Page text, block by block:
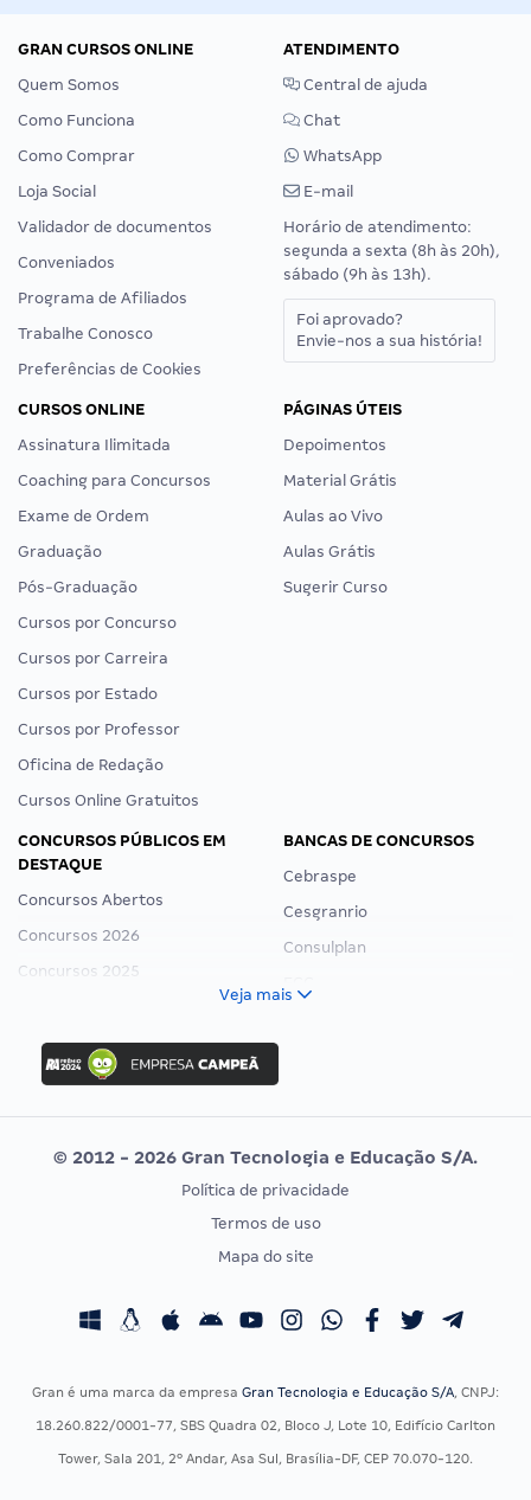
GRAN CURSOS ONLINE
Quem Somos
Como Funciona
Como Comprar
Loja Social
Validador de documentos
Conveniados
Programa de Afiliados
Trabalhe Conosco
Preferências de Cookies
ATENDIMENTO
Central de ajuda
Chat
WhatsApp
E-mail
Horário de atendimento:
segunda a sexta (8h às 20h),
sábado (9h às 13h).
Foi aprovado?
Envie-nos a sua história!
CURSOS ONLINE
Assinatura Ilimitada
Coaching para Concursos
Exame de Ordem
Graduação
Pós-Graduação
Cursos por Concurso
Cursos por Carreira
Cursos por Estado
Cursos por Professor
Oficina de Redação
Cursos Online Gratuitos
PÁGINAS ÚTEIS
Depoimentos
Material Grátis
Aulas ao Vivo
Aulas Grátis
Sugerir Curso
CONCURSOS PÚBLICOS EM
DESTAQUE
Concursos Abertos
Concursos 2026
Concursos 2025
Concurso Ibama
Concurso MPU
Editais publicados
BANCAS DE CONCURSOS
Cebraspe
Cesgranrio
Consulplan
Vunesp
CONCURSOS POR PROFISSÃO
Concursos Fiscais
Concursos Saúde
EXAME DE ORDEM
Calendário OAB
Veja mais
© 2012 - 2026 Gran Tecnologia e Educação S/A.
Política de privacidade
Termos de uso
Mapa do site
Gran é uma marca da empresa Gran Tecnologia e Educação S/A, CNPJ:
18.260.822/0001-77, SBS Quadra 02, Bloco J, Lote 10, Edifício Carlton
Tower, Sala 201, 2º Andar, Asa Sul, Brasília-DF, CEP 70.070-120.